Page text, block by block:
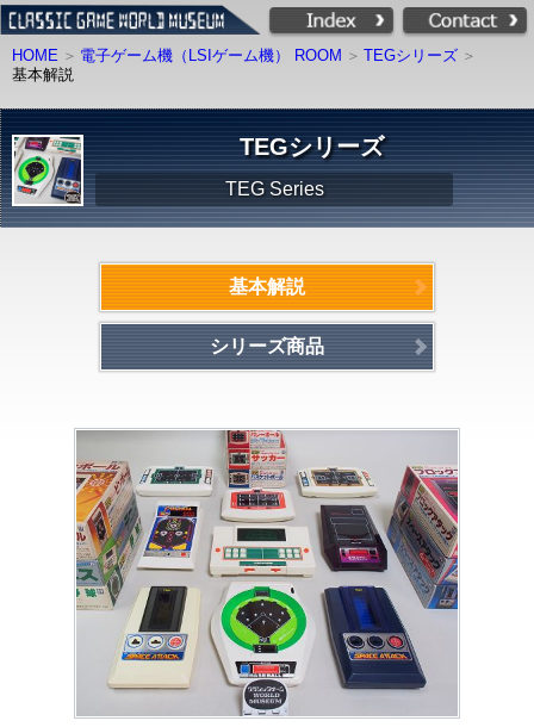
HOME 電子ゲーム機（LSIゲーム機） ROOM
TEGシリーズ
基本解説
TEGシリーズ
TEG Series
基本解説
シリーズ商品